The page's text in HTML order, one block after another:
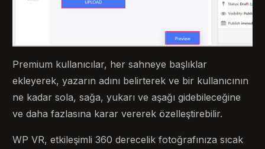
Premium kullanıcılar, her sahneye başlıklar
ekleyerek, yazarın adını belirterek ve bir kullanıcının
ne kadar sola, sağa, yukarı ve aşağı gidebileceğine
ve daha fazlasına karar vererek özelleştirebilir.
WP VR, etkileşimli 360 derecelik fotoğrafınıza sıcak